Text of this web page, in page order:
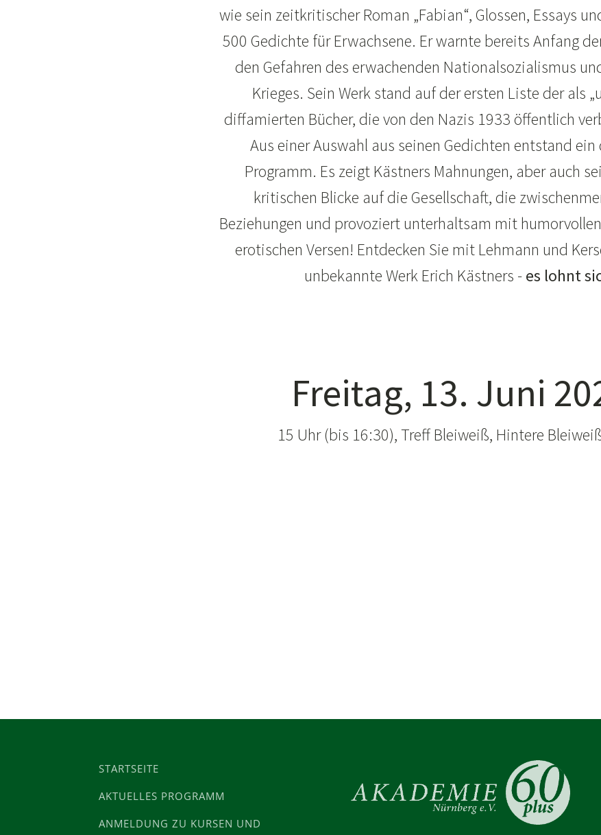
wie sein zeitkritischer Roman „Fabian“, Glossen, Essays
500 Gedichte für Erwachsene. Er warnte bereits Anfang
den Gefahren des erwachenden Nationalsozialismus
Krieges. Sein Werk stand auf der ersten Liste der als
diffamierten Bücher, die von den Nazis 1933 öffentlich
Aus einer Auswahl aus seinen Gedichten entstand
Programm. Es zeigt Kästners Mahnungen, aber auch
kritischen Blicke auf die Gesellschaft, die
Beziehungen und provoziert unterhaltsam mit
erotischen Versen! Entdecken Sie mit Lehmann und
unbekannte Werk Erich Kästners -es lohnt
Freitag, 13. Juni
15 Uhr (bis 16:30), Treff Bleiweiß, Hintere
STARTSEITE
AKTUELLES PROGRAMM
ANMELDUNG ZU KURSEN UND